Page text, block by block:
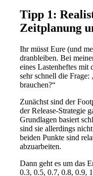
Tipp 1:
Zeitplanung
Ihr müsst Eure (und
dranbleiben. Bei
eines Lastenheftes
sehr schnell die
brauchen?“
Zunächst sind der
der Release-Strategie
Grundlagen basiert
sind sie allerdings
beiden Punkte sind
abzuarbeiten.
Dann geht es um das
0.3, 0.5, 0.7, 0.8, 0.9,